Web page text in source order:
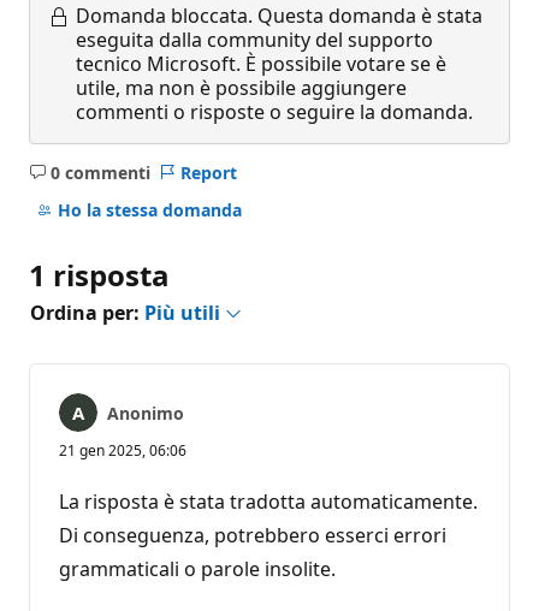
Domanda bloccata. Questa domanda è stata
eseguita dalla community del supporto
tecnico Microsoft. È possibile votare se è
utile, ma non è possibile aggiungere
commenti o risposte o seguire la domanda.
0 commenti
Nessun
commento
Report
Ho la stessa domanda
1 risposta
Ordina per: Più utili
Anonimo
21 gen 2025, 06:06
La risposta è stata tradotta automaticamente.
Di conseguenza, potrebbero esserci errori
grammaticali o parole insolite.